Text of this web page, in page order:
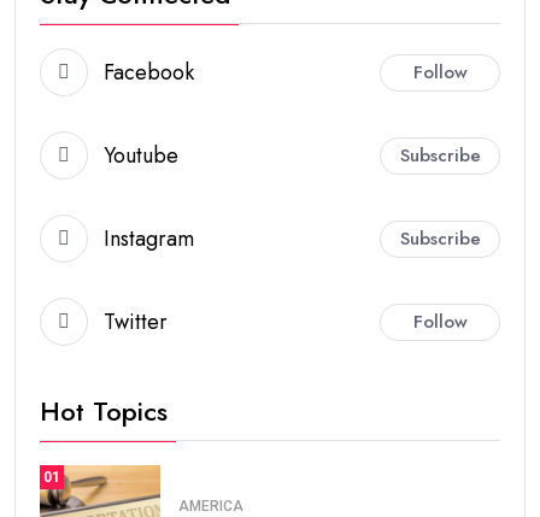
Facebook Follow
Youtube Subscribe
Instagram Subscribe
Twitter Follow
Hot Topics
01
AMERICA